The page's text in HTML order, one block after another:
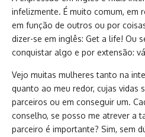
infelizmente. É muito comum, em
em função de outros ou por
dizer-se em inglês: Get a life! Ou
conquistar algo e por extensão:
Vejo muitas mulheres tanto na
quanto ao meu redor, cujas vidas
parceiros ou em conseguir um.
conselho, se posso me atrever a
parceiro é importante? Sim, sem